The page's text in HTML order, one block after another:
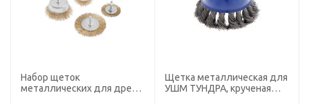
Набор щеток
металлических для дрели
Щетка металлическая для
УШМ ТУНДРА, крученая